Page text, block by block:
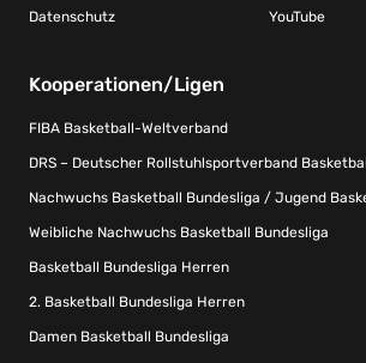
Datenschutz YouTube
Kooperationen/Ligen
FIBA Basketball-Weltverband
DRS – Deutscher Rollstuhlsportverband
Nachwuchs Basketball Bundesliga / Jugend
Weibliche Nachwuchs Basketball Bundesliga
Basketball Bundesliga Herren
2. Basketball Bundesliga Herren
Damen Basketball Bundesliga